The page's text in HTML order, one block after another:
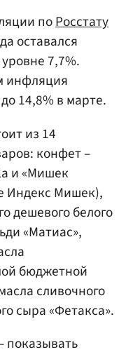
поРосстату
оставался
7,7%.
инфляция
14,8% в марте.
из 14
конфет –
и «Мишек
Индекс Мишек),
дешевого белого
«Матиас»,
бюджетной
сливочного
сыра «Фетакса».
показывать